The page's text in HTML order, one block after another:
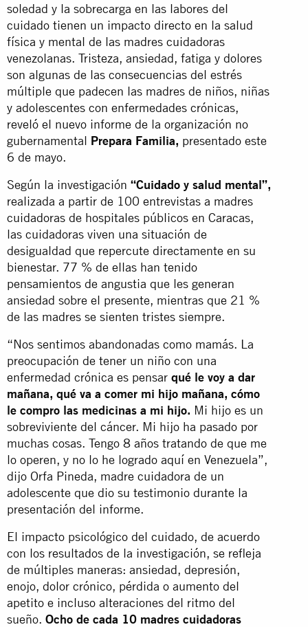
soledad y la sobrecarga en las labores del
cuidado tienen un impacto directo en la salud
física y mental de las madres cuidadoras
venezolanas. Tristeza, ansiedad, fatiga y dolores
son algunas de las consecuencias del estrés
múltiple que padecen las madres de niños, niñas
y adolescentes con enfermedades crónicas,
reveló el nuevo informe de la organización no
gubernamental Prepara Familia, presentado este
6 de mayo.
Según la investigación “Cuidado y salud mental”,
realizada a partir de 100 entrevistas a madres
cuidadoras de hospitales públicos en Caracas,
las cuidadoras viven una situación de
desigualdad que repercute directamente en su
bienestar. 77 % de ellas han tenido
pensamientos de angustia que les generan
ansiedad sobre el presente, mientras que 21 %
de las madres se sienten tristes siempre.
“Nos sentimos abandonadas como mamás. La
preocupación de tener un niño con una
enfermedad crónica es pensar qué le voy a dar
mañana, qué va a comer mi hijo mañana, cómo
le compro las medicinas a mi hijo. Mi hijo es un
sobreviviente del cáncer. Mi hijo ha pasado por
muchas cosas. Tengo 8 años tratando de que me
lo operen, y no lo he logrado aquí en Venezuela”,
dijo Orfa Pineda, madre cuidadora de un
adolescente que dio su testimonio durante la
presentación del informe.
El impacto psicológico del cuidado, de acuerdo
con los resultados de la investigación, se refleja
de múltiples maneras: ansiedad, depresión,
enojo, dolor crónico, pérdida o aumento del
apetito e incluso alteraciones del ritmo del
sueño. Ocho de cada 10 madres cuidadoras